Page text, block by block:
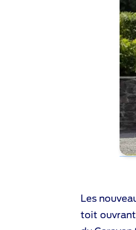
Les
toit